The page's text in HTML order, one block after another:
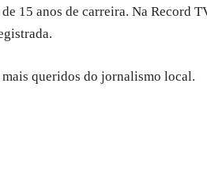
15 anos de carreira. Na Record
queridos do jornalismo local.